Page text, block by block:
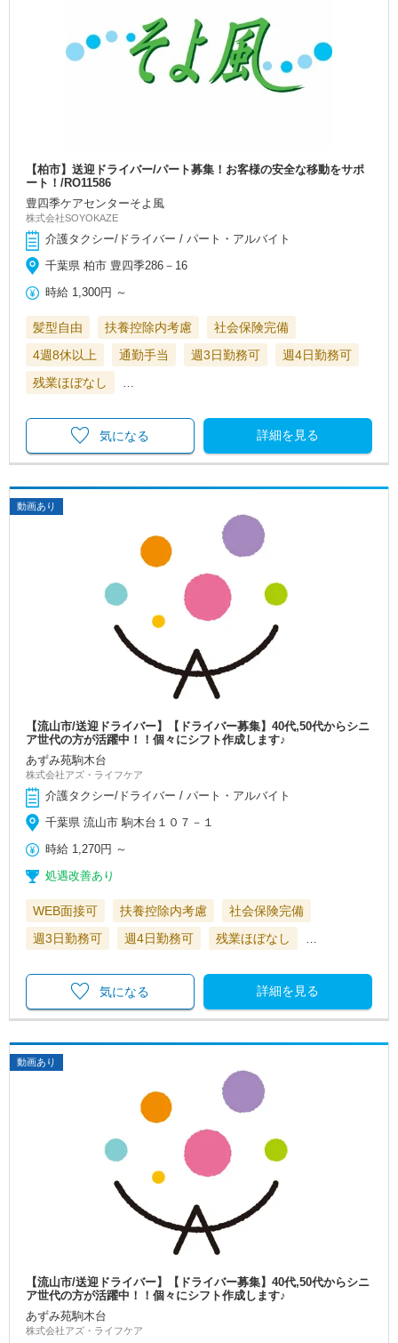
【柏市】送迎ドライバー/パート募集！お客様の安全な移動をサポ
ート！/RO11586
豊四季ケアセンターそよ風
株式会社SOYOKAZE
介護タクシー/ドライバー / パート・アルバイト
千葉県 柏市 豊四季286－16
時給 1,300円 ～
髪型自由 扶養控除内考慮
社会保険完備
4週8休以上
通勤手当 週3日勤務可
週4日勤務可
残業ほぼなし
詳細を見る
気になる
動画あり
【流山市/送迎ドライバー】【ドライバー募集】40代,50代からシニ
ア世代の方が活躍中！！個々にシフト作成します♪
あずみ苑駒木台
株式会社アズ・ライフケア
介護タクシー/ドライバー / パート・アルバイト
千葉県 流山市 駒木台１０７－１
時給 1,270円 ～
処遇改善あり
WEB面接可 扶養控除内考慮
社会保険完備
週3日勤務可
週4日勤務可 残業ほぼなし
詳細を見る
気になる
動画あり
【流山市/送迎ドライバー】【ドライバー募集】40代,50代からシニ
ア世代の方が活躍中！！個々にシフト作成します♪
あずみ苑駒木台
株式会社アズ・ライフケア